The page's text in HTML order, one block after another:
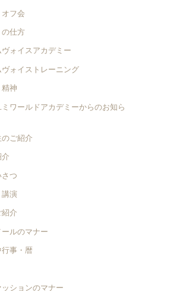
フ会
の仕方
ォイスアカデミー
ォイストレーニング
精神
ミワールドアカデミーからのお知ら
のご紹介
介
つ
講演
介
ルのマナー
行事・暦
ッションのマナー